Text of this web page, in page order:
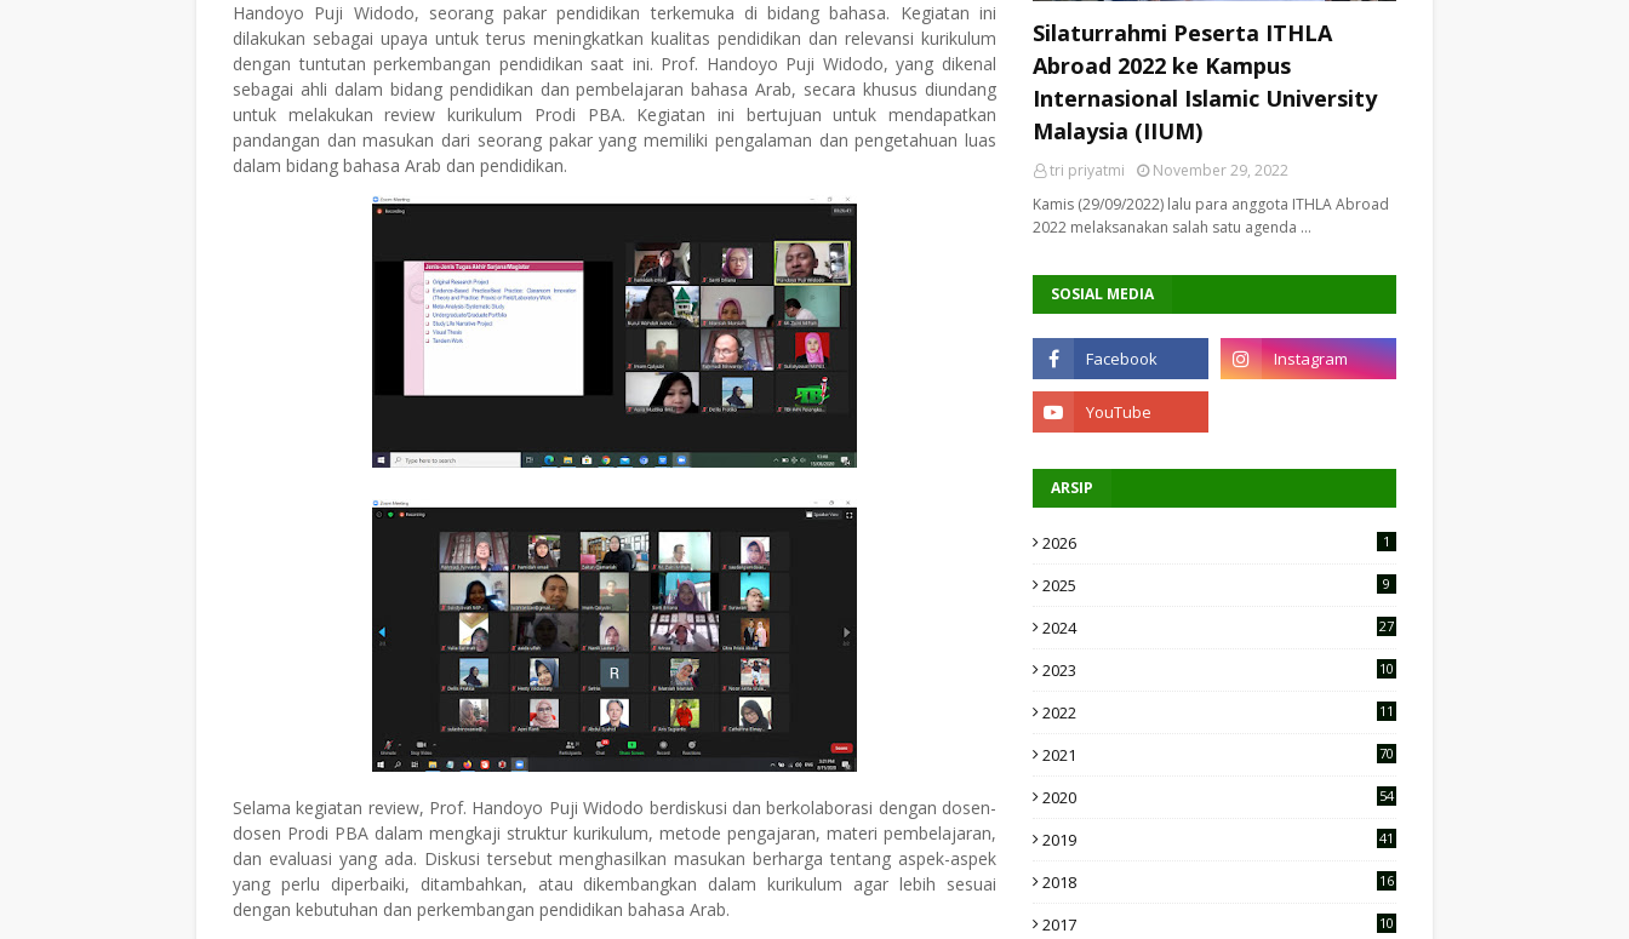
Handoyo Puji Widodo, seorang pakar pendidikan terkemuka di bidang bahasa. Kegiatan ini
dilakukan sebagai upaya untuk terus meningkatkan kualitas pendidikan dan relevansi kurikulum
dengan tuntutan perkembangan pendidikan saat ini. Prof. Handoyo Puji Widodo, yang dikenal
sebagai ahli dalam bidang pendidikan dan pembelajaran bahasa Arab, secara khusus diundang
untuk melakukan review kurikulum Prodi PBA. Kegiatan ini bertujuan untuk mendapatkan
pandangan dan masukan dari seorang pakar yang memiliki pengalaman dan pengetahuan luas
dalam bidang bahasa Arab dan pendidikan.
Selama kegiatan review, Prof. Handoyo Puji Widodo berdiskusi dan berkolaborasi dengan dosen-
dosen Prodi PBA dalam mengkaji struktur kurikulum, metode pengajaran, materi pembelajaran,
dan evaluasi yang ada. Diskusi tersebut menghasilkan masukan berharga tentang aspek-aspek
yang perlu diperbaiki, ditambahkan, atau dikembangkan dalam kurikulum agar lebih sesuai
dengan kebutuhan dan perkembangan pendidikan bahasa Arab.
Silaturrahmi Peserta ITHLA
Abroad 2022 ke Kampus
Internasional Islamic University
Malaysia (IIUM)
tri priyatmi
November 29, 2022
Kamis (29/09/2022) lalu para anggota ITHLA Abroad
2022 melaksanakan salah satu agenda …
SOSIAL MEDIA
ARSIP
2026 1
2025 9
2024 27
2023
10
2022
11
2021 70
2020 54
2019 41
2018 16
2017 10